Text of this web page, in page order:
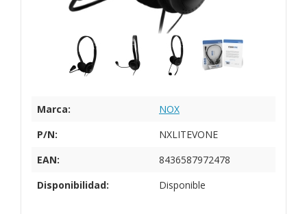
Marca:
NOX
P/N:
NXLITEVONE
EAN:
8436587972478
Disponibilidad:
Disponible